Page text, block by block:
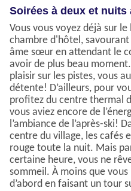
Soirées à deux et nuits
Vous vous voyez déjà sur
chambre d'hôtel,
âme sœur en attendant le
avoir de plus beau
plaisir sur les pistes, vous
détente! D’ailleurs, pour
profitez du centre thermal
vous aviez encore de
l’ambiance de l’après-ski!
centre du village, les cafés
rouge toute la nuit. Mais
certaine heure, vous ne
sommeil. À moins que
d’abord en faisant un tour